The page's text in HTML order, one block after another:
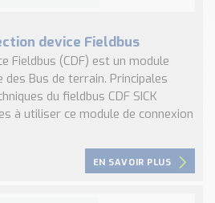
device Fieldbus
Fieldbus (CDF) est un module
des Bus de terrain. Principales
du fieldbus CDF SICK
à utiliser ce module de connexion
EN SAVOIR PLUS